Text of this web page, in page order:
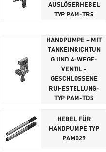
AUSLÖSERHEBEL
TYP PAM-TRS
HANDPUMPE – MIT
TANKEINRICHTUN
G UND 4-WEGE-
VENTIL -
GESCHLOSSENE
RUHESTELLUNG-
TYP PAM-TDS
HEBEL FÜR
HANDPUMPE TYP
PAM029